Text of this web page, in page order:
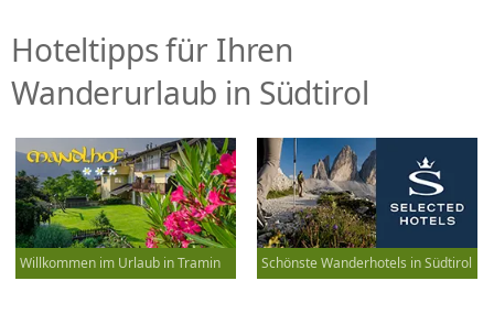
Hoteltipps für Ihren
Wanderurlaub in Südtirol
Willkommen im Urlaub in Tramin Schönste Wanderhotels in Südtirol